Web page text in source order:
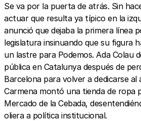
Se va por la puerta de atrás. Sin
actuar que resulta ya típico en la
anunció que dejaba la primera línea
legislatura insinuando que su figura
un lastre para Podemos. Ada Colau
pública en Catalunya después de
Barcelona para volver a dedicarse al
Carmena montó una tienda de ropa
Mercado de la Cebada,
oliera a política institucional.